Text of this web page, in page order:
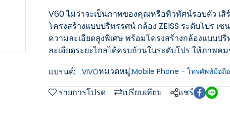
V60 ไม่ว่าจะเป็นภาพของคุณหรือทิวทัศน์รอบตัว เสิ
โครงสร้างแบบปริทรรศน์ กล้อง ZEISS ระดับโปร เ
ความละเอียดสูงพิเศษ พร้อมโครงสร้างกล้องแบบป
ละเอียดระยะไกลได้ครบถ้วนในระดับโปร ให้ภาพคม
แบรนด์:
VIVOหมวดหมู่:Mobile Phone - โทรศัพท์มือถือ
รายการโปรด เปรียบเทียบ แชร์